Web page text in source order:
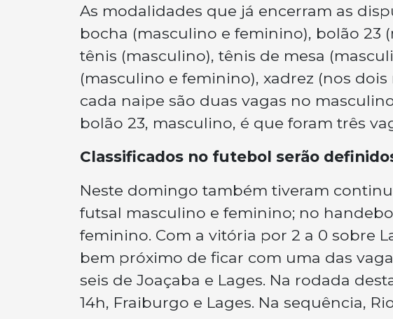
As modalidades que já encerram as
bocha (masculino e feminino), bolão 23
tênis (masculino), tênis de mesa
(masculino e feminino), xadrez (nos
cada naipe são duas vagas no
bolão 23, masculino, é que foram três
Classificados no futebol serão
Neste domingo também tiveram
futsal masculino e feminino; no
feminino. Com a vitória por 2 a 0 sobre
bem próximo de ficar com uma das
seis de Joaçaba e Lages. Na rodada
14h, Fraiburgo e Lages. Na sequência,